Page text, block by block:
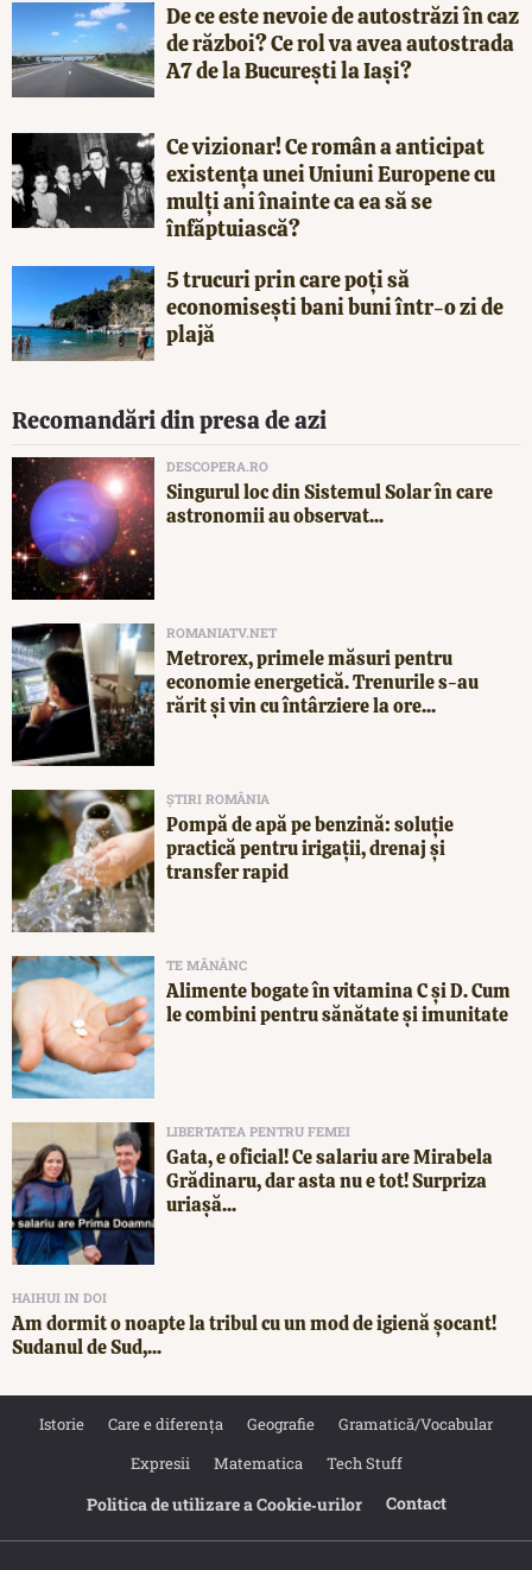
De ce este nevoie de autostrăzi în caz
de război? Ce rol va avea autostrada
A7 de la București la Iași?
Ce vizionar! Ce român a anticipat
existența unei Uniuni Europene cu
mulți ani înainte ca ea să se
înfăptuiască?
5 trucuri prin care poți să
economisești bani buni într-o zi de
plajă
Recomandări din presa de azi
DESCOPERA.RO
Singurul loc din Sistemul Solar în care
astronomii au observat...
ROMANIATV.NET
Metrorex, primele măsuri pentru
economie energetică. Trenurile s-au
rărit și vin cu întârziere la ore...
ȘTIRI ROMÂNIA
Pompă de apă pe benzină: soluție
practică pentru irigații, drenaj și
transfer rapid
TE MĂNÂNC
Alimente bogate în vitamina C și D. Cum
le combini pentru sănătate și imunitate
LIBERTATEA PENTRU FEMEI
Gata, e oficial! Ce salariu are Mirabela
Grădinaru, dar asta nu e tot! Surpriza
uriașă...
HAIHUI IN DOI
Am dormit o noapte la tribul cu un mod de igienă șocant!
Sudanul de Sud,...
Istorie Care e diferența Geografie
Gramatică/Vocabular
Expresii
Matematica Tech Stuff
Politica de utilizare a Cookie‐urilor Contact